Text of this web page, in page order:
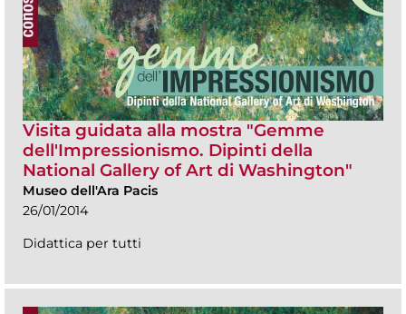
Visita guidata alla mostra "Gemme
dell'Impressionismo. Dipinti della
National Gallery of Art di Washington"
Museo dell'Ara Pacis
26/01/2014
Didattica per tutti